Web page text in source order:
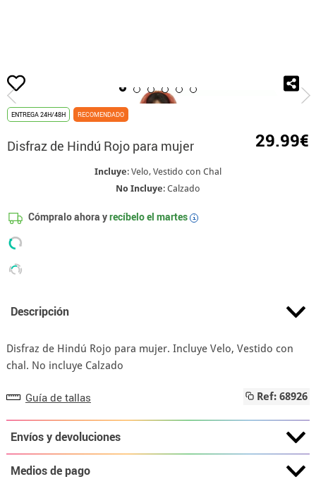
Inicio
ENTREGA 24H/48H RECOMENDADO
Disfraz de Hindú Rojo para mujer 29.99€
Incluye: Velo, Vestido con Chal
No Incluye: Calzado
Cómpralo ahora yrecíbelo el martes i
Descripción
Disfraz de Hindú Rojo para mujer. Incluye Velo, Vestido con
chal. No incluye Calzado
Guía de tallas Ref: 68926
Envíos y devoluciones
Medios de pago